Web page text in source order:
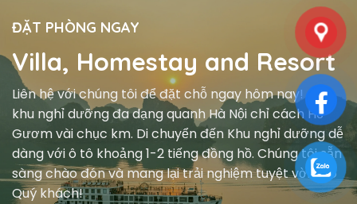
ĐẶT PHÒNG NGAY
Villa, Homestay and Resort
Liên hệ với chúng tôi để đặt chỗ ngay hôm nay! Các
khu nghỉ dưỡng đa dạng quanh Hà Nội chỉ cách Hồ
Gươm vài chục km. Di chuyển đến Khu nghỉ dưỡng dễ
dàng với ô tô khoảng 1-2 tiếng đồng hồ. Chúng tôi sẵn
sàng chào đón và mang lại trải nghiệm tuyệt vời cho
Quý khách!